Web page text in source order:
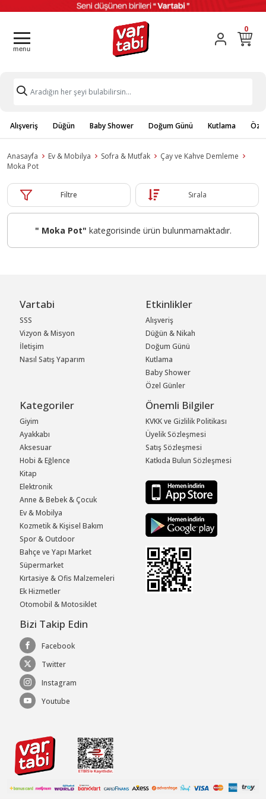
0
Alışveriş Düğün Baby Shower Doğum Günü Kutlama
Anasayfa Ev & Mobilya Sofra & Mutfak
Çay ve Kahve Demleme
Moka Pot
Filtre Sırala
" Moka Pot" kategorisinde ürün bulunmamaktadır.
Vartabi
SSS
Vizyon & Misyon
İletişim
Nasıl Satış Yaparım
Etkinlikler
Alışveriş
Düğün & Nikah
Doğum Günü
Kutlama
Baby Shower
Özel Günler
Kategoriler
Giyim
Ayakkabı
Aksesuar
Hobi & Eğlence
Kitap
Elektronik
Anne & Bebek & Çocuk
Ev & Mobilya
Kozmetik & Kişisel Bakım
Spor & Outdoor
Bahçe ve Yapı Market
Süpermarket
Kırtasiye & Ofis Malzemeleri
Ek Hizmetler
Otomobil & Motosiklet
Önemli Bilgiler
KVKK ve Gizlilik Politikası
Üyelik Sözleşmesi
Satış Sözleşmesi
Katkıda Bulun Sözleşmesi
Bizi Takip Edin
Facebook
Twitter
Instagram
Youtube